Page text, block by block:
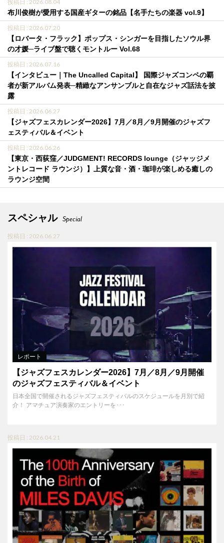
投稿日 : 2026.08.04
布川俊樹が愛用する国産ギターの銘品【名手たちの楽器 vol.9】
投稿日 : 2026.07.20
【ロバータ・フラック】ポップス・シンガーを目指したソウル界
の才媛─ライブ盤で聴くモントルー Vol.68
投稿日 : 2026.07.16
【インタビュー｜The Uncalled Capital】 国際ジャズコンペの覇
者が新アルバム発表─精緻なアンサンブルと自在なジャズ話法を披
露
投稿日 : 2026.06.27
【ジャズフェスカレンダー2026】7月／8月／9月開催のジャズフ
ェスティバル＆イベント
投稿日 : 2026.06.26
【東京・西荻窪／JUDGMENT! RECORDS lounge（ジャッジメ
ントレコード ラウンジ）】上質な音・酒・珈琲が楽しめる癒しの
ラウンジ空間
スペシャル Special
投稿日 : 2026.06.27
レポート
【ジャズフェスカレンダー2026】7月／8月／9月開催
のジャズフェスティバル＆イベント
日本全国で開催されるジャズフェスティバルのスケジュールを月別で紹
介！ アマチュア演奏家のエントリーを･･･
投稿日 : 2026.04.21